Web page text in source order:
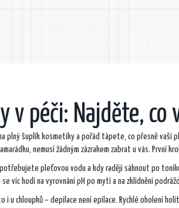
v péči: Najděte,
plný šuplík kosmetiky a pořád tápete, co přesně
nemusí žádným zázrakem zabrat u vás.
pleťovou vodu a kdy raději sáhnout po
víc hodí na vyrovnání pH po mytí a na zklidnění
i u chloupků – depilace není epilace. Rychlé oholení